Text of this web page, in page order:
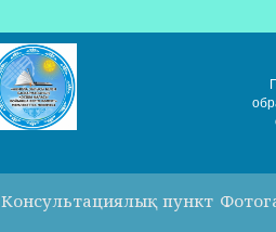
Консультациялық пункт